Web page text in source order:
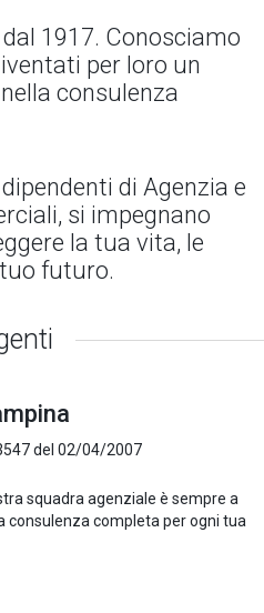
1917. Conosciamo
per loro un
consulenza
di Agenzia e
si impegnano
la tua vita, le
futuro.
del 02/04/2007
squadra agenziale è sempre a
consulenza completa per ogni tua